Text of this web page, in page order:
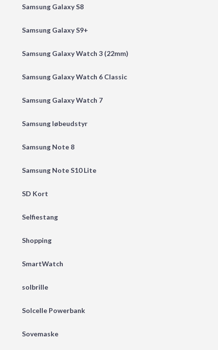
Samsung Galaxy S8
Samsung Galaxy S9+
Samsung Galaxy Watch 3 (22mm)
Samsung Galaxy Watch 6 Classic
Samsung Galaxy Watch 7
Samsung løbeudstyr
Samsung Note 8
Samsung Note S10 Lite
SD Kort
Selfiestang
Shopping
SmartWatch
solbrille
Solcelle Powerbank
Sovemaske